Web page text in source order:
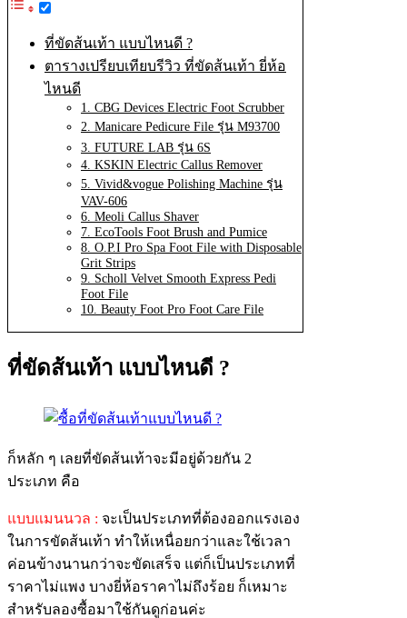
ที่ขัดส้นเท้า แบบไหนดี ?
ตารางเปรียบเทียบรีวิว ที่ขัดส้นเท้า ยี่ห้อ
ไหนดี
1. CBG Devices Electric Foot Scrubber
2. Manicare Pedicure File รุ่น M93700
3. FUTURE LAB รุ่น 6S
4. KSKIN Electric Callus Remover
5. Vivid&vogue Polishing Machine รุ่น
VAV-606
6. Meoli Callus Shaver
7. EcoTools Foot Brush and Pumice
8. O.P.I Pro Spa Foot File with Disposable
Grit Strips
9. Scholl Velvet Smooth Express Pedi
Foot File
10. Beauty Foot Pro Foot Care File
ที่ขัดส้นเท้า แบบไหนดี ?
ก็หลัก ๆ เลยที่ขัดส้นเท้าจะมีอยู่ด้วยกัน 2
ประเภท คือ
แบบแมนนวล : จะเป็นประเภทที่ต้องออกแรงเอง
ในการขัดส้นเท้า ทำให้เหนื่อยกว่าและใช้เวลา
ค่อนข้างนานกว่าจะขัดเสร็จ แต่ก็เป็นประเภทที่
ราคาไม่แพง บางยี่ห้อราคาไม่ถึงร้อย ก็เหมาะ
สำหรับลองซื้อมาใช้กันดูก่อนค่ะ